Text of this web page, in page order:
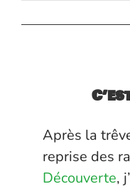
Après la
reprise des
Découverte,